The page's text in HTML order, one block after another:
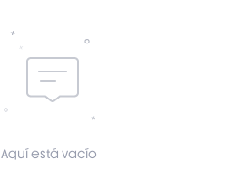
Aquí está vacío